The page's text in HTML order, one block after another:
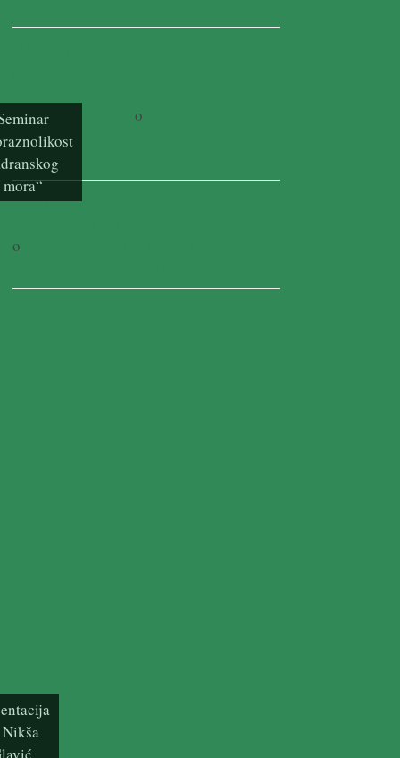
mora“
Nikša
poslovni-global.ba
o
hidropotencijala Deranskog jezera za
ekohidrološku revitalizaciju
Park prirode Hutovo blato obiluje s 14
o